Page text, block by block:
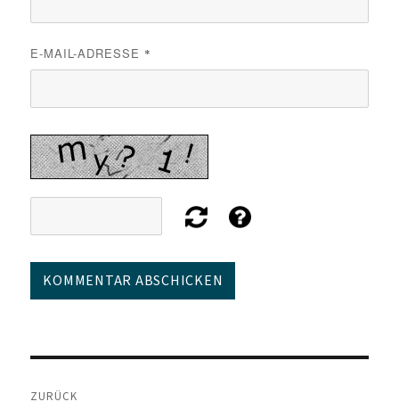
E-MAIL-ADRESSE *
Beitragsnavigation
ZURÜCK